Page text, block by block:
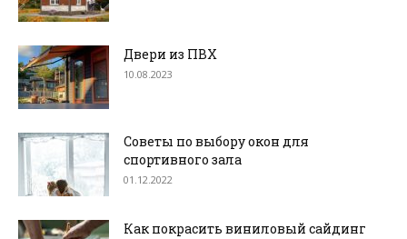
Двери из ПВХ
10.08.2023
Советы по выбору окон для
спортивного зала
01.12.2022
Как покрасить виниловый сайдинг